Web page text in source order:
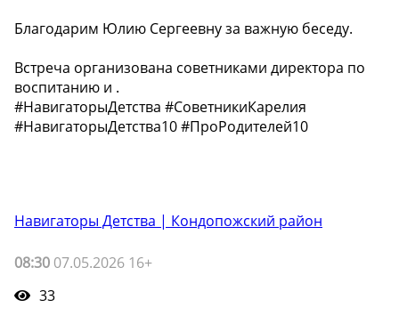
Благодарим Юлию Сергеевну за важную беседу.
Встреча организована советниками директора по
воспитанию и .
#НавигаторыДетства #СоветникиКарелия
#НавигаторыДетства10 #ПроРодителей10
Навигаторы Детства | Кондопожский район
08:30 07.05.2026 16+
33